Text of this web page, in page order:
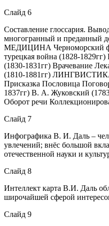
Слайд 6
Составление глоссария.
многогранный и
МЕДИЦИНА Черноморский
турецкая война (1828-
(1830-1831гг) Врачевание
(1810-1881гг)
Присказка Пословица
1837гг) В. А. Жуковский
Оборот речи
Слайд 7
Инфографика В. И. Даль –
увлечений; внёс большой
отечественной науки и
Слайд 8
Интеллект карта В.И. Даль
широчайшей сферой
Слайд 9